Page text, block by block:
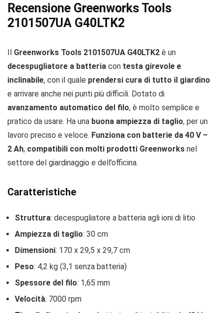
Recensione Greenworks Tools
2101507UA G40LTK2
Greenworks Tools 2101507UA G40LTK2 è un
decespugliatore a batteria con testa girevole e
inclinabile, con il quale prendersi cura di tutto il giardino
e arrivare anche nei punti più difficili. Dotato di
avanzamento automatico del filo, è molto semplice e
pratico da usare. Ha una buona ampiezza di taglio, per un
lavoro preciso e veloce. Funziona con batterie da 40 V –
2 Ah, compatibili con molti prodotti Greenworks nel
settore del giardinaggio e dell’officina.
Caratteristiche
Struttura: decespugliatore a batteria agli ioni di litio
Ampiezza di taglio: 30 cm
Dimensioni: 170 x 29,5 x 29,7 cm
Peso: 4,2 kg (3,1 senza batteria)
Spessore del filo: 1,65 mm
Velocità: 7000 rpm